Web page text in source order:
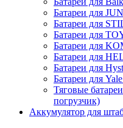
Батареи для
Батареи для
Батареи для
Батареи для
Батареи для
Батареи для
Батареи для
Тяговые
погрузчик)
Аккумулятор для